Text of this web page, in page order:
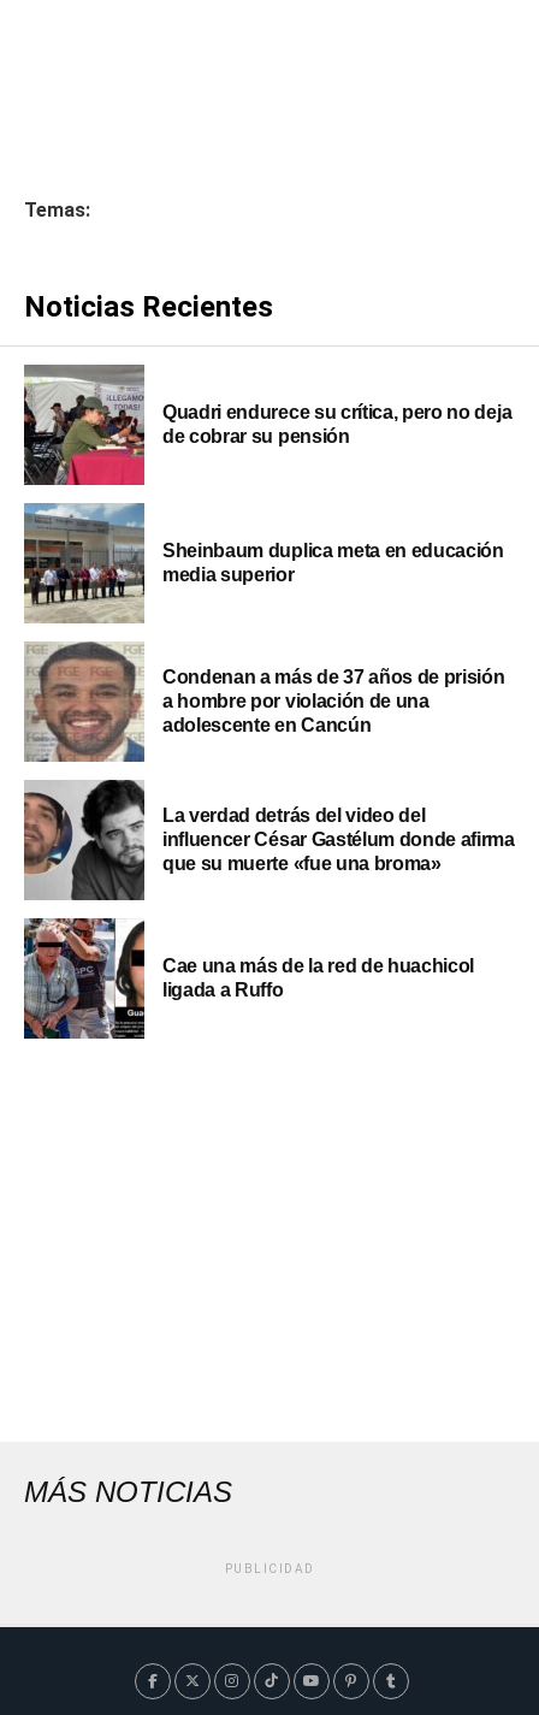
Temas:
Noticias Recientes
Quadri endurece su crítica, pero no deja
de cobrar su pensión
Sheinbaum duplica meta en educación
media superior
Condenan a más de 37 años de prisión
a hombre por violación de una
adolescente en Cancún
La verdad detrás del video del
influencer César Gastélum donde afirma
que su muerte «fue una broma»
Cae una más de la red de huachicol
ligada a Ruffo
MÁS NOTICIAS
PUBLICIDAD